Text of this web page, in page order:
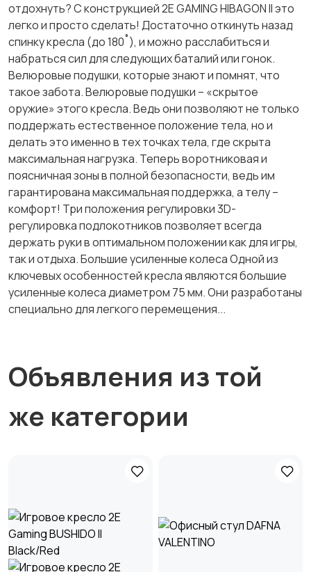
отдохнуть? С конструкцией 2E GAMING HIBAGON II это
легко и просто сделать! Достаточно откинуть назад
спинку кресла (до 180˚), и можно расслабиться и
набраться сил для следующих баталий или гонок.
Велюровые подушки, которые знают и помнят, что
такое забота. Велюровые подушки – «скрытое
оружие» этого кресла. Ведь они позволяют не только
поддержать естественное положение тела, но и
делать это именно в тех точках тела, где скрыта
максимальная нагрузка. Теперь воротниковая и
поясничная зоны в полной безопасности, ведь им
гарантирована максимальная поддержка, а телу –
комфорт! Три положения регулировки 3D-
регулировка подлокотников позволяет всегда
держать руки в оптимальном положении как для игры,
так и отдыха. Большие усиленные колеса Одной из
ключевых особенностей кресла являются большие
усиленные колеса диаметром 75 мм. Они разработаны
специально для легкого перемещения...
Объявления из той
же категории